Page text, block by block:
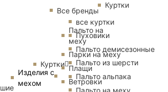
Все бренды
Изделия с
мехом
Пальто на
меху
Парки на меху
Плащи
Ветровки
Куртки
Куртки
все куртки
Пуховики
Пальто демисезонные
Пальто из шерсти
Пальто альпака
Пальто на меху